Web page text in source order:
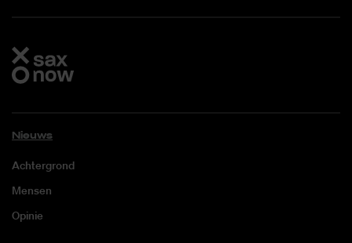
Nieuws
Achtergrond
Mensen
Opinie